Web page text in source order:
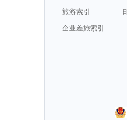
旅游索引
企业差旅索引